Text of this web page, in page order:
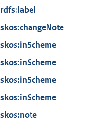
rdfs:label
skos:changeNote
skos:inScheme
skos:inScheme
skos:inScheme
skos:inScheme
skos:note